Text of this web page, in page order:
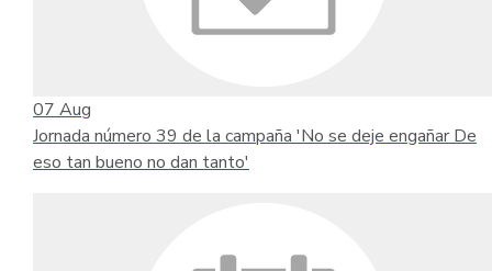
07 Aug
Jornada número 39 de la campaña 'No se deje engañar De
eso tan bueno no dan tanto'